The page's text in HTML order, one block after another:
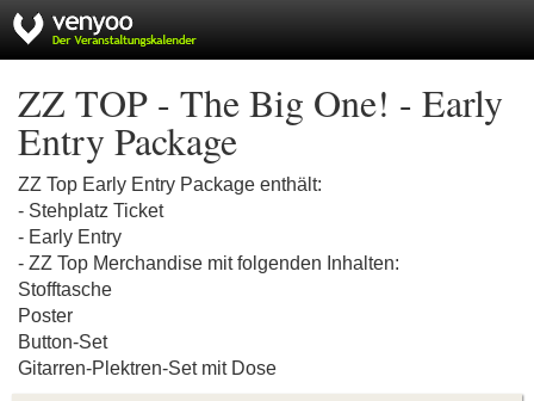
ZZ TOP - The Big One! - Early
Entry Package
ZZ Top Early Entry Package enthält:
- Stehplatz Ticket
- Early Entry
- ZZ Top Merchandise mit folgenden Inhalten:
Stofftasche
Poster
Button-Set
Gitarren-Plektren-Set mit Dose